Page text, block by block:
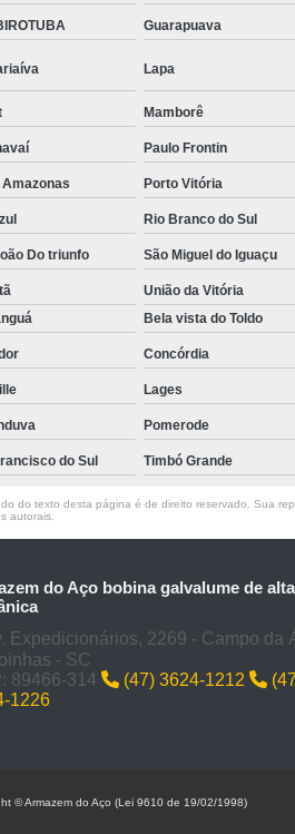
Guarapuava
Lapa
Mamborê
Paulo Frontin
Porto Vitória
Rio Branco do Sul
Do triunfo São Miguel do Iguaçu
União da Vitória
Bela vista do Toldo
Concórdia
Lages
Pomerode
do Sul Timbó Grande
do texto desta página é de direito reservado. Sua
autorais
do Aço bobina galvalume de
Expedicionários, 2269 - Campo da
- SC
89466-314
(47) 3624-1212
1226
© Armazem do Aço (Lei 9610 de 19/02/1998)